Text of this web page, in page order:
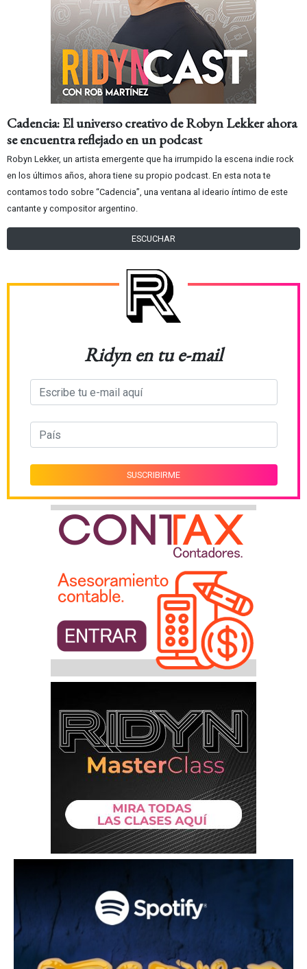
Cadencia: El universo creativo de Robyn Lekker ahora
se encuentra reflejado en un podcast
Robyn Lekker, un artista emergente que ha irrumpido la escena indie rock
en los últimos años, ahora tiene su propio podcast. En esta nota te
contamos todo sobre “Cadencia”, una ventana al ideario íntimo de este
cantante y compositor argentino.
ESCUCHAR
Ridyn en tu e-mail